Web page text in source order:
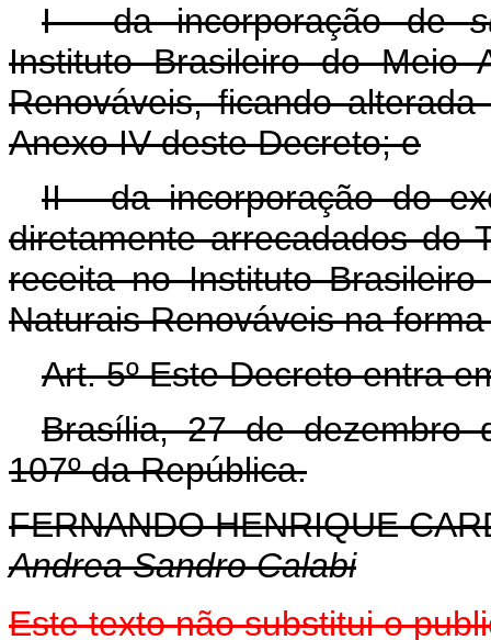
I - da incorporação de
Instituto Brasileiro do Meio
Renováveis, ficando
Anexo IV deste Decreto; e
II - da incorporação do
diretamente arrecadados do
receita no Instituto
Naturais Renováveis na
Art. 5º Este Decreto entra
Brasília, 27 de dezembro
107º da República.
FERNANDO HENRIQUE
Andrea Sandro Calabi
Este texto não substitui o